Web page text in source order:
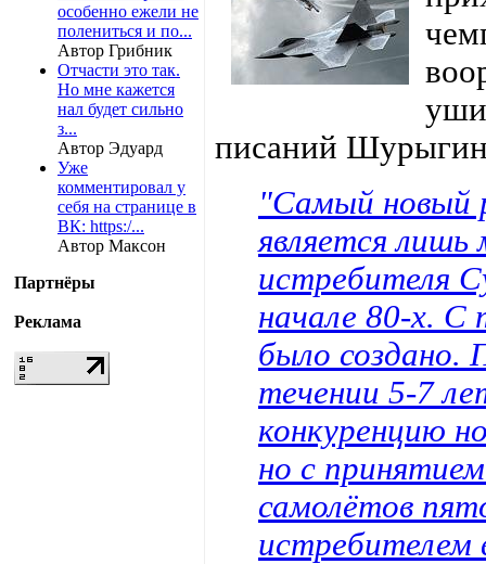
особенно ежели не
полениться и по...
Автор Грибник
Отчасти это так.
Но мне кажется
нал будет сильно
з...
Автор Эдуард
Уже
комментировал у
себя на странице в
ВК: https:/...
Автор Максон
Партнёры
Реклама
писаний
"Самый новый
является лишь
истребителя
начале 80-х. С
было создано.
течении 5-7
конкуренцию
но с
самолётов
истребителем